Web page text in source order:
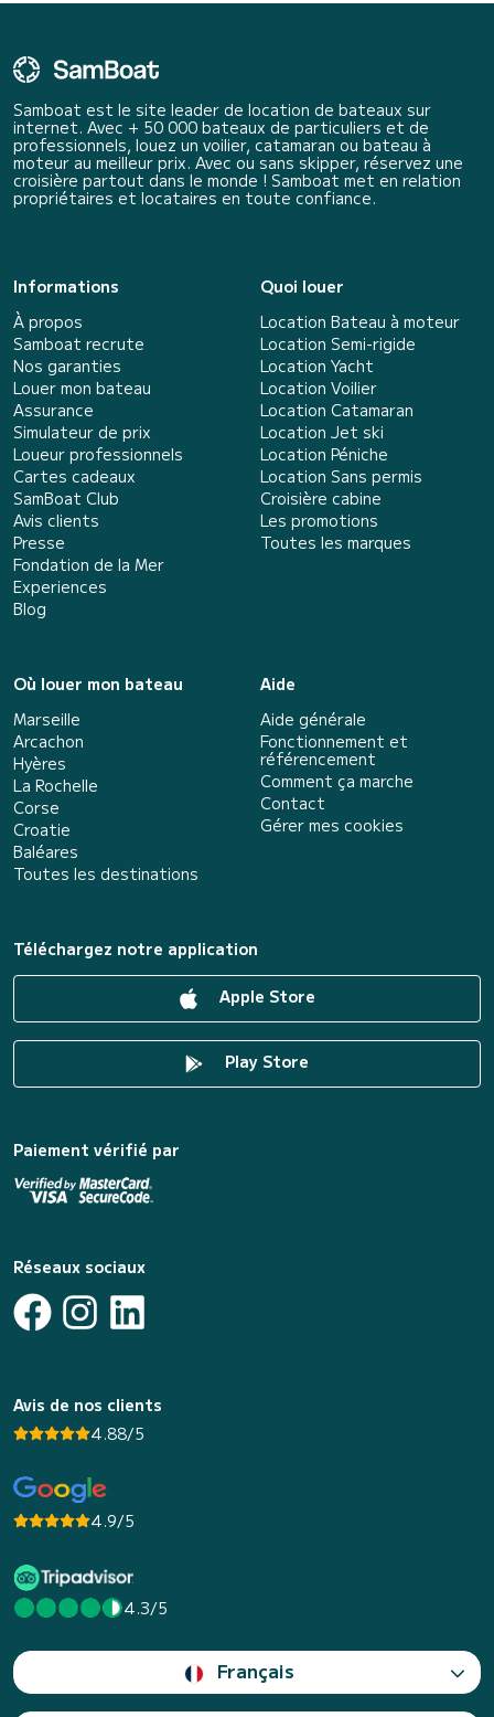
Samboat est le site leader de location de bateaux sur
internet. Avec + 50 000 bateaux de particuliers et de
professionnels, louez un voilier, catamaran ou bateau à
moteur au meilleur prix. Avec ou sans skipper, réservez une
croisière partout dans le monde ! Samboat met en relation
propriétaires et locataires en toute confiance.
Informations
À propos
Samboat recrute
Nos garanties
Louer mon bateau
Assurance
Simulateur de prix
Loueur professionnels
Cartes cadeaux
SamBoat Club
Avis clients
Presse
Fondation de la Mer
Experiences
Blog
Quoi louer
Location Bateau à moteur
Location Semi-rigide
Location Yacht
Location Voilier
Location Catamaran
Location Jet ski
Location Péniche
Location Sans permis
Croisière cabine
Les promotions
Toutes les marques
Où louer mon bateau
Marseille
Arcachon
Hyères
La Rochelle
Corse
Croatie
Baléares
Toutes les destinations
Aide
Aide générale
Fonctionnement et
référencement
Comment ça marche
Contact
Gérer mes cookies
Téléchargez notre application
Apple Store
Play Store
Paiement vérifié par
Réseaux sociaux
Avis de nos clients
4.88/5
4.9/5
4.3/5
Français